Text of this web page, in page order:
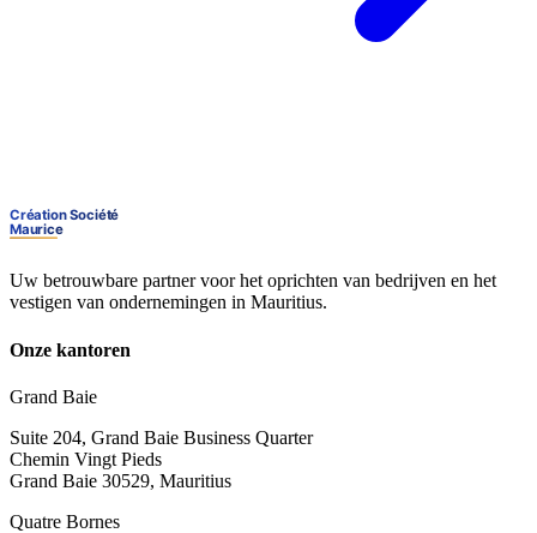
Uw betrouwbare partner voor het oprichten van bedrijven en het
vestigen van ondernemingen in Mauritius.
Onze kantoren
Grand Baie
Suite 204, Grand Baie Business Quarter
Chemin Vingt Pieds
Grand Baie 30529, Mauritius
Quatre Bornes